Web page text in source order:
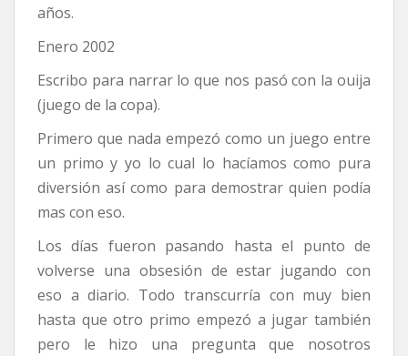
años.
Enero 2002
Escribo para narrar lo que nos pasó con la ouija
(juego de la copa).
Primero que nada empezó como un juego entre
un primo y yo lo cual lo hacíamos como pura
diversión así como para demostrar quien podía
mas con eso.
Los días fueron pasando hasta el punto de
volverse una obsesión de estar jugando con
eso a diario. Todo transcurría con muy bien
hasta que otro primo empezó a jugar también
pero le hizo una pregunta que nosotros